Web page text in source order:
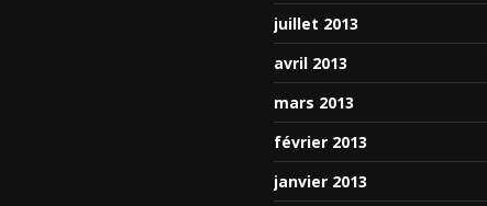
juillet 2013
avril 2013
mars 2013
février 2013
janvier 2013